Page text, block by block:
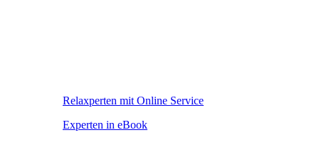
Relaxperten mit Online Service
Experten in eBook